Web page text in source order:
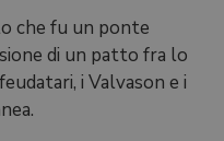
che fu un ponte
di un patto fra lo
i Valvason e i